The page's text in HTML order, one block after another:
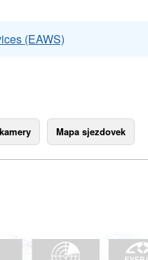
(EAWS)
Mapa sjezdovek